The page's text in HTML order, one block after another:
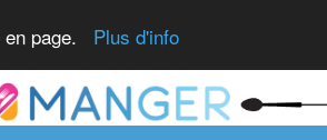
page. Plus d'info